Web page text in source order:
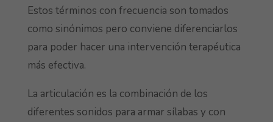
Estos términos con frecuencia son tomados
como sinónimos pero conviene diferenciarlos
para poder hacer una intervención terapéutica
más efectiva.
La articulación es la combinación de los
diferentes sonidos para armar sílabas y con